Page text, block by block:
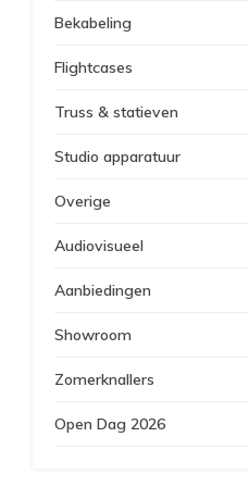
Bekabeling
Flightcases
Truss & statieven
Studio apparatuur
Overige
Audiovisueel
Aanbiedingen
Showroom
Zomerknallers
Open Dag 2026